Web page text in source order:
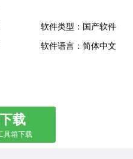
软件类型：国产软件
软件语言：简体中文
载
具箱下载